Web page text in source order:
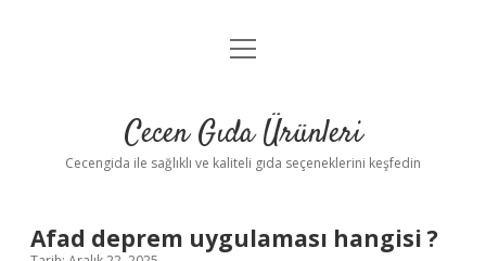
Anasayfa
Yasal Uyarı
menüyü
Cecen Gıda Ürünleri
Cecengida ile sağlıklı ve kaliteli gıda seçeneklerini keşfedin
Afad deprem uygulaması hangisi ?